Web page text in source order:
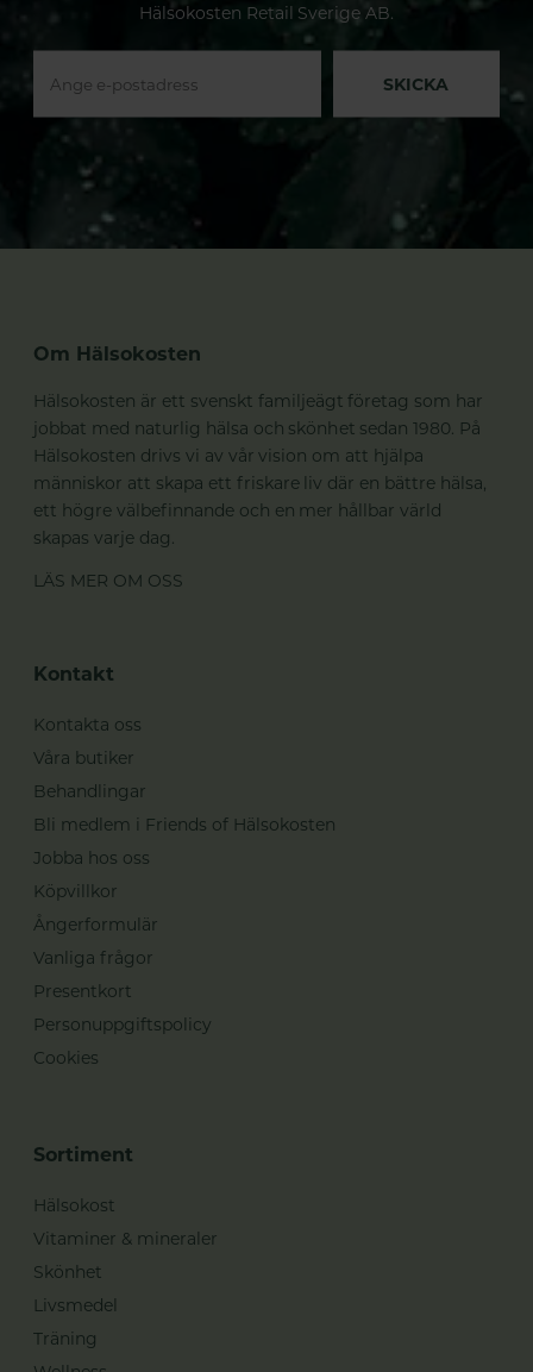
Hälsokosten Retail Sverige AB.
SKICKA
Om Hälsokosten
Hälsokosten är ett svenskt familjeägt företag som har
jobbat med naturlig hälsa och skönhet sedan 1980. På
Hälsokosten drivs vi av vår vision om att hjälpa
människor att skapa ett friskare liv där en bättre hälsa,
ett högre välbefinnande och en mer hållbar värld
skapas varje dag.
LÄS MER OM OSS
Kontakt
Kontakta oss
Våra butiker
Behandlingar
Bli medlem i Friends of Hälsokosten
Jobba hos oss
Köpvillkor
Ångerformulär
Vanliga frågor
Presentkort
Personuppgiftspolicy
Cookies
Sortiment
Hälsokost
Vitaminer & mineraler
Skönhet
Livsmedel
Träning